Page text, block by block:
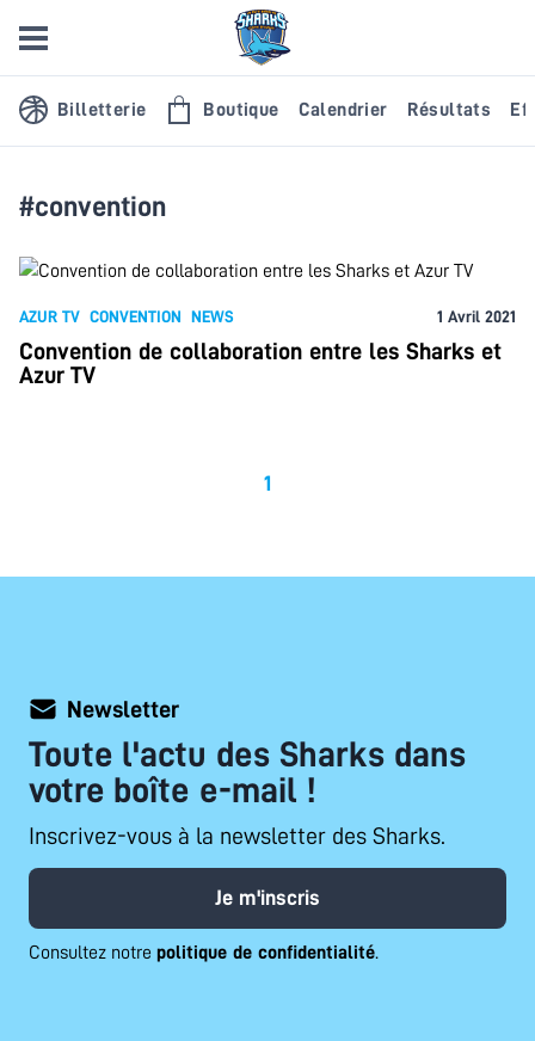
Billetterie Boutique Calendrier Résultats
#convention
AZUR TV CONVENTION NEWS 1 Avril 2021
Convention de collaboration entre les Sharks et
Azur TV
1
Newsletter
Toute l'actu des Sharks dans
votre boîte e-mail !
Inscrivez-vous à la newsletter des Sharks.
Je m'inscris
Consultez notre politique de confidentialité.